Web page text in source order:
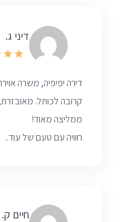
דיני ג.
דירה יפיפיה, משרה
קרובה לכותל.
ממליצה מאוד!
חוויה עם טעם של עוד..
חיים ק.